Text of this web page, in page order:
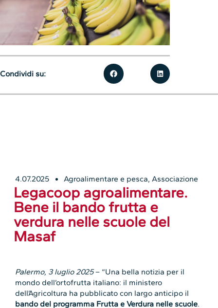
4.07.2025 Agroalimentare e pesca,Associazione
Legacoop agroalimentare.
Bene il bando frutta e
verdura nelle scuole del
Masaf
Palermo, 3 luglio 2025– “Una bella notizia per il
mondo dell’ortofrutta italiano: il ministero
dell’Agricoltura ha pubblicato con largo anticipo il
bando del programma Frutta e Verdura nelle scuole.
Condividi su: